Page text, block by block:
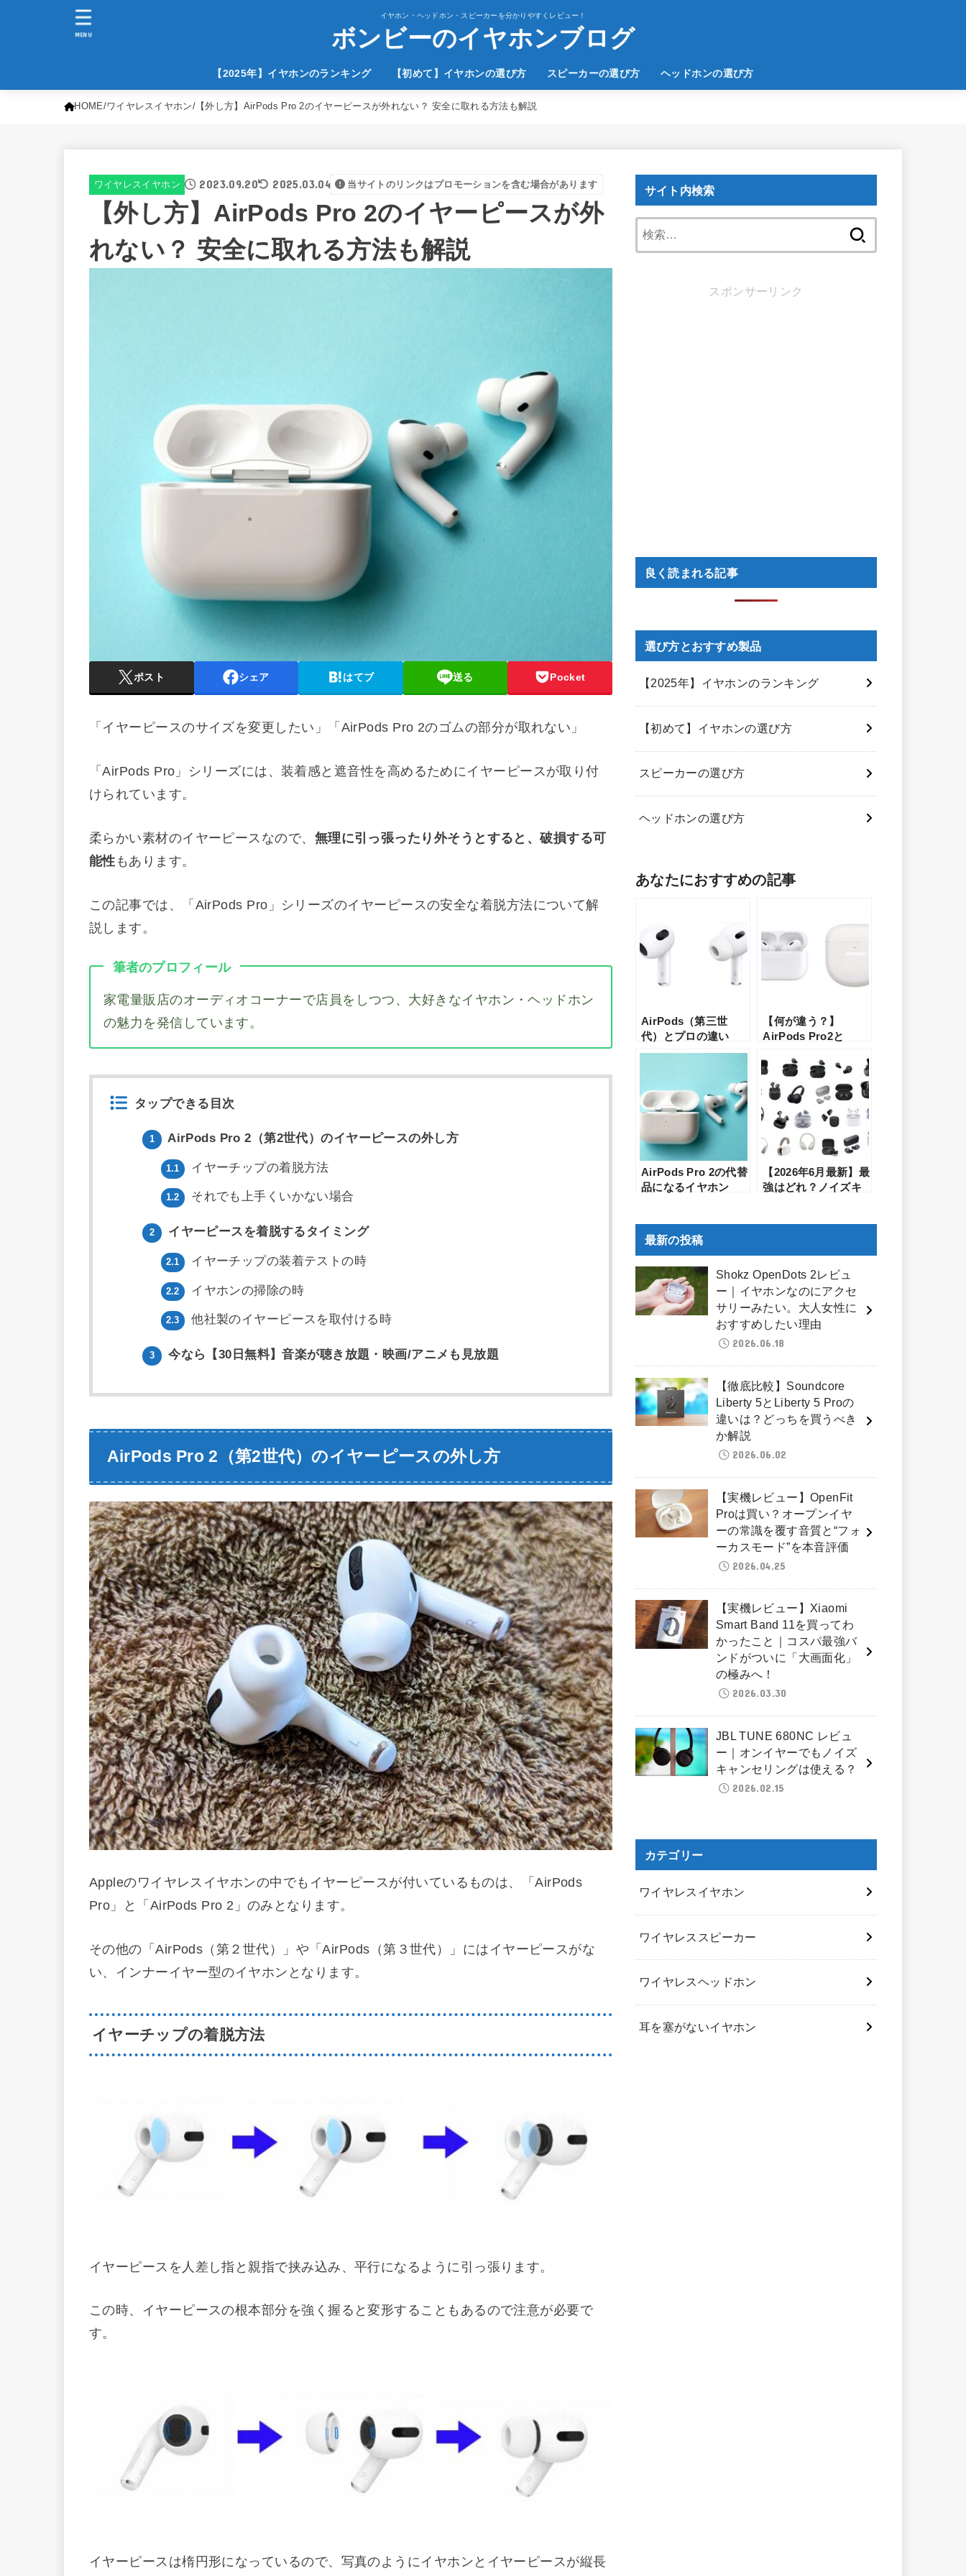
イヤホン・ヘッドホン・スピーカーを分かりやすくレビュー！
ボンビーのイヤホンブログ
【2025年】イヤホンのランキング 【初めて】イヤホンの選び方 スピーカーの選び方 ヘッドホンの選び方
MENU
HOME ワイヤレスイヤホン 【外し方】AirPods Pro 2のイヤーピースが外れない？ 安全に取れる方法も解説
ワイヤレスイヤホン 2023.09.20 2025.03.04 当サイトのリンクはプロモーションを含む場合があります
【外し方】AirPods Pro 2のイヤーピースが外
れない？ 安全に取れる方法も解説
ポスト シェア はてブ 送る Pocket
「イヤーピースのサイズを変更したい」「AirPods Pro 2のゴムの部分が取れない」
「AirPods Pro」シリーズには、装着感と遮音性を高めるためにイヤーピースが取り付
けられています。
柔らかい素材のイヤーピースなので、 無理に引っ張ったり外そうとすると、破損する可
能性 もあります。
この記事では、「AirPods Pro」シリーズのイヤーピースの安全な着脱方法について解
説します。
筆者のプロフィール
家電量販店のオーディオコーナーで店員をしつつ、大好きなイヤホン・ヘッドホン
の魅力を発信しています。
タップできる目次
1 AirPods Pro 2（第2世代）のイヤーピースの外し方
1.1 イヤーチップの着脱方法
1.2 それでも上手くいかない場合
2 イヤーピースを着脱するタイミング
2.1 イヤーチップの装着テストの時
2.2 イヤホンの掃除の時
2.3 他社製のイヤーピースを取付ける時
3 今なら【30日無料】音楽が聴き放題・映画/アニメも見放題
AirPods Pro 2（第2世代）のイヤーピースの外し方
Appleのワイヤレスイヤホンの中でもイヤーピースが付いているものは、「AirPods
Pro」と「AirPods Pro 2」のみとなります。
その他の「AirPods（第２世代）」や「AirPods（第３世代）」にはイヤーピースがな
い、インナーイヤー型のイヤホンとなります。
イヤーチップの着脱方法
イヤーピースを人差し指と親指で挟み込み、平行になるように引っ張ります。
この時、イヤーピースの根本部分を強く握ると変形することもあるので注意が必要で
す。
イヤーピースは楕円形になっているので、写真のようにイヤホンとイヤーピースが縦長
サイト内検索
索:
スポンサーリンク
良く読まれる記事
選び方とおすすめ製品
【2025年】イヤホンのランキング
【初めて】イヤホンの選び方
スピーカーの選び方
ヘッドホンの選び方
あなたにおすすめの記事
AirPods（第三世
代）とプロの違い
は？それぞれを比較
【何が違う？】
AirPods Pro2と
Earbuds 2の比較レ
ビュー！各メーカー
渾身の第2世代はどち
らが買いか？
AirPods Pro 2の代替
品になるイヤホン
ホンをご紹介【12
選】
【2026年6月最新】最
強はどれ？ノイズキ
最新の投稿
Shokz OpenDots 2レビュ
ー｜イヤホンなのにアクセ
サリーみたい。大人女性に
おすすめしたい理由
2026.06.18
【徹底比較】Soundcore
Liberty 5とLiberty 5 Proの
違いは？どっちを買うべき
か解説
2026.06.02
【実機レビュー】OpenFit
Proは買い？オープンイヤ
ーの常識を覆す音質と“フォ
ーカスモード”を本音評価
2026.04.25
【実機レビュー】Xiaomi
Smart Band 11を買ってわ
かったこと｜コスパ最強バ
ンドがついに「大画面化」
の極みへ！
2026.03.30
JBL TUNE 680NC レビュ
ー｜オンイヤーでもノイズ
キャンセリングは使える？
2026.02.15
カテゴリー
ワイヤレスイヤホン
ワイヤレススピーカー
ワイヤレスヘッドホン
耳を塞がないイヤホン